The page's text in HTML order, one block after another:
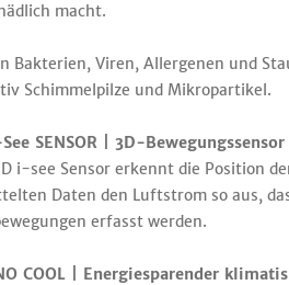
macht.
Bakterien, Viren, Allergenen und
Schimmelpilze und Mikropartikel.
SENSOR | 3D-Bewegungssensor
i-see Sensor erkennt die Position
Daten den Luftstrom so aus,
erfasst werden.
COOL | Energiesparender